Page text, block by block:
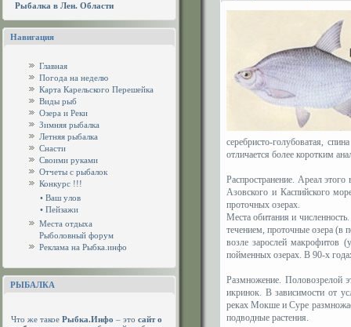
Рыбалка в Лен. Области
Навигация
Главная
Погода на неделю
Карта Карельского Перешейка
Виды рыб
Озера и Реки
Зимняя рыбалка
Летняя рыбалка
Снасти
Своими руками
Отчеты с рыбалок
Конкурс !!!
• Ваш улов
• Пейзажи
Места отдыха
Рыболовный форум
Реклама на Рыбка.инфо
РЫБАЛКА
Что же такое Рыбка.Инфо – это сайт о
серебристо-голубоватая,
отличается более коротким
Распространение. Ареал
Азовского и Каспийского
проточных озерах.
Места обитания и
течением, проточные озера (в
возле зарослей макрофитов
пойменных озерах. В 90-х
Размножение. Половозрелой
икринок. В зависимости от
реках Мокше и Суре
подводные растения.